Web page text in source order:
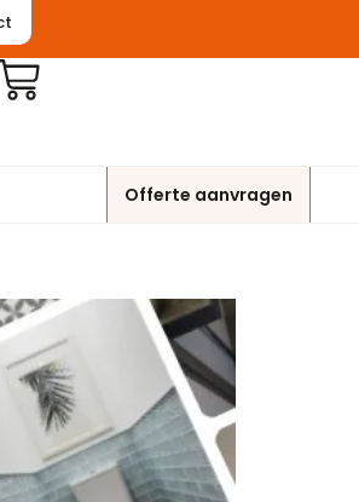
Offerte aanvragen